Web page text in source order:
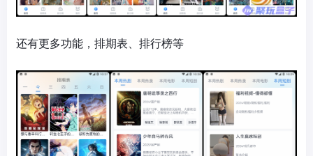
还有更多功能，排期表、排行榜等